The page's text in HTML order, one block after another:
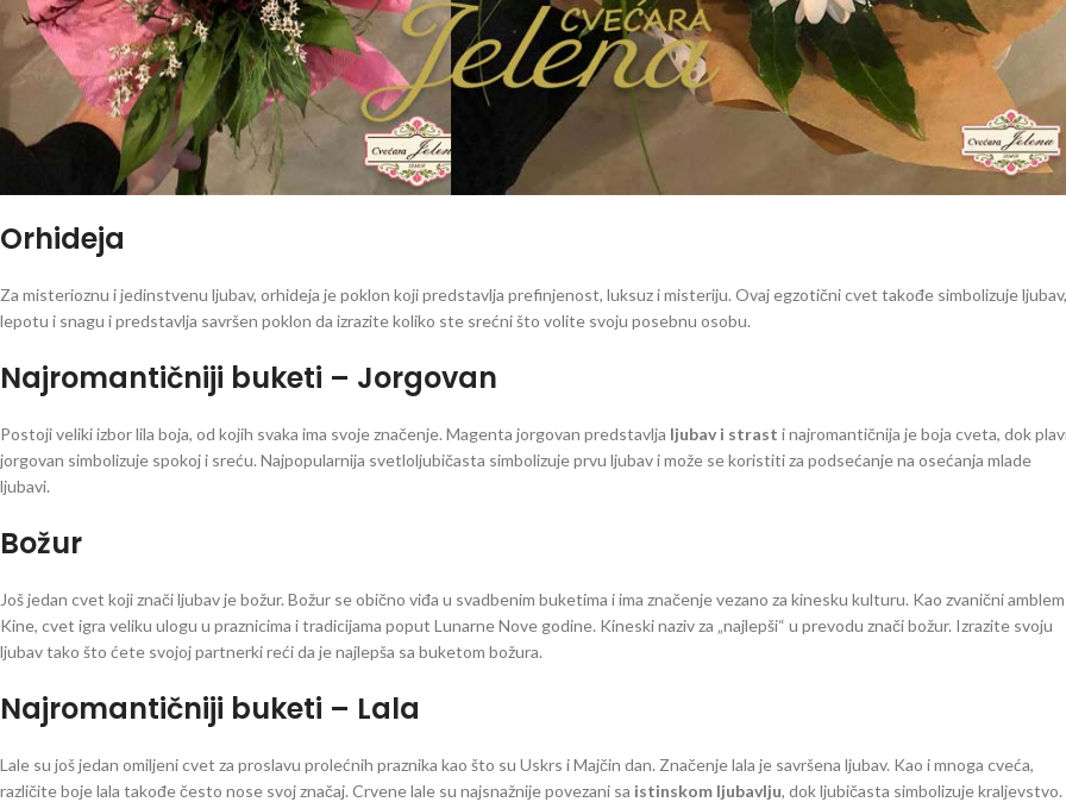
Orhideja
Za misterioznu i jedinstvenu ljubav, orhideja je poklon koji predstavlja prefinjenost, luksuz i misteriju. Ovaj egzotični cvet takođe simbolizuje ljubav,
lepotu i snagu i predstavlja savršen poklon da izrazite koliko ste srećni što volite svoju posebnu osobu.
Najromantičniji buketi – Jorgovan
Postoji veliki izbor lila boja, od kojih svaka ima svoje značenje. Magenta jorgovan predstavlja ljubav i strast i najromantičnija je boja cveta, dok
jorgovan simbolizuje spokoj i sreću. Najpopularnija svetloljubičasta simbolizuje prvu ljubav i može se koristiti za podsećanje na osećanja mlade
ljubavi.
Božur
Još jedan cvet koji znači ljubav je božur. Božur se obično viđa u svadbenim buketima i ima značenje vezano za kinesku kulturu. Kao zvanični amblem
Kine, cvet igra veliku ulogu u praznicima i tradicijama poput Lunarne Nove godine. Kineski naziv za „najlepši“ u prevodu znači božur. Izrazite svoju
ljubav tako što ćete svojoj partnerki reći da je najlepša sa buketom božura.
Najromantičniji buketi – Lala
Lale su još jedan omiljeni cvet za proslavu prolećnih praznika kao što su Uskrs i Majčin dan. Značenje lala je savršena ljubav. Kao i mnoga cveća,
različite boje lala takođe često nose svoj značaj. Crvene lale su najsnažnije povezani sa istinskom ljubavlju, dok ljubičasta simbolizuje kraljevstvo.